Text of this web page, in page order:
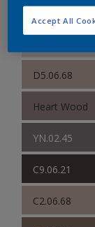
Colour
Bright
Colour
D5.06.68
Heart Wood
YN.02.45
C9.06.21
C2.06.68
Accept All